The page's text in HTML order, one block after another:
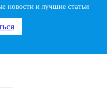
новости и лучшие статьи